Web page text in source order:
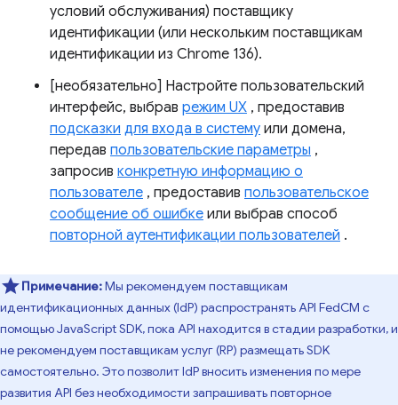
условий обслуживания) поставщику
идентификации (или нескольким поставщикам
идентификации из Chrome 136).
[необязательно] Настройте пользовательский
интерфейс, выбрав режим UX , предоставив
подсказки для входа в систему или домена,
передав пользовательские параметры ,
запросив конкретную информацию о
пользователе , предоставив пользовательское
сообщение об ошибке или выбрав способ
повторной аутентификации пользователей .
Примечание:Мы рекомендуем поставщикам
идентификационных данных (IdP) распространять API FedCM с
помощью JavaScript SDK, пока API находится в стадии разработки, и
не рекомендуем поставщикам услуг (RP) размещать SDK
самостоятельно. Это позволит IdP вносить изменения по мере
развития API без необходимости запрашивать повторное